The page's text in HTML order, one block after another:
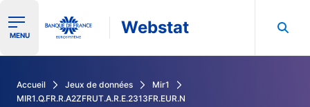
Ouvrir le menu de navigation
MENU Webstat
Accueil Jeux de données
Mir1
MIR1.Q.FR.R.A2ZFRUT.A.R.E.2313FR.EUR.N